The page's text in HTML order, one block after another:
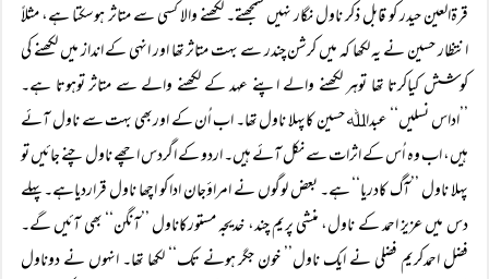
قرۃالعین حیدر کو قابل ذکر ناول نگار نہیں سمجھتے۔ لکھنے والا کسی سے متاثر ہوسکتا ہے، مثلاً
انتظار حسین نے یہ لکھا کہ میں کرشن چندر سے بہت متاثر تھا اور انہی کے انداز میں لکھنے کی
کوشش کیاکرتا تھا توہر لکھنے والے اپنے عہد کے لکھنے والے سے متاثر توہوتا ہے۔
’’اداس نسلیں‘‘ عبداﷲ حسین کاپہلا ناول تھا۔ اب اُن کے اوربھی بہت سے ناول آئے
ہیں، اب وہ اُس کے اثرات سے نکل آئے ہیں۔ اردو کے اگردس اچھے ناول چنے جائیں تو
پہلا ناول ’’آگ کادریا‘‘ ہے۔ بعض لوگوں نے امراؤجان ادا کو اچھا ناول قراردیاہے۔پہلے
دس میں عزیز احمد کے ناول، منشی پریم چند، خدیجہ مستورکاناول ’’آنگن‘‘ بھی آئیں گے۔
فضل احمدکریم فضلی نے ایک ناول’’ خون جگر ہونے تک‘‘ لکھا تھا۔ انہوں نے دوناول